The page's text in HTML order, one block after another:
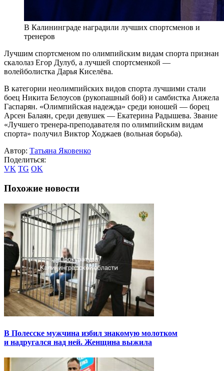
В Калининграде наградили лучших спортсменов и
тренеров
Лучшим спортсменом по олимпийским видам спорта признан
скалолаз Егор Дулуб, а лучшей спортсменкой —
волейболистка Дарья Киселёва.
В категории неолимпийских видов спорта лучшими стали
боец Никита Белоусов (рукопашный бой) и самбистка Анжела
Гаспарян. «Олимпийская надежда» среди юношей — борец
Арсен Балаян, среди девушек — Екатерина Радышева. Звание
«Лучшего тренера-преподавателя по олимпийским видам
спорта» получил Виктор Ходжаев (вольная борьба).
Автор: Татьяна Яковенко
Поделиться:
VK TG OK
Похожие новости
В Полесске мужчина избил знакомую молотком
и надругался над ней. Женщина выжила